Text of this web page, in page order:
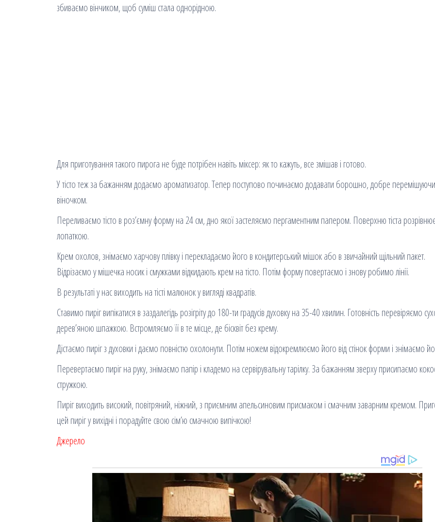
збиваємо вінчиком, щоб суміш стала однорідною.
Для приготування такого пирога не буде потрібен навіть міксер: як то кажуть, все змішав і готово.
У тісто теж за бажанням додаємо ароматизатор. Тепер поступово починаємо додавати борошно, добре перемішуючи
віночком.
Переливаємо тісто в роз’ємну форму на 24 см, дно якої застеляємо пергаментним папером. Поверхню тіста
лопаткою.
Крем охолов, знімаємо харчову плівку і перекладаємо його в кондитерський мішок або в звичайний щільний пакет.
Відрізаємо у мішечка носик і смужками відкидають крем на тісто. Потім форму повертаємо і знову робимо лінії.
В результаті у нас виходить на тісті малюнок у вигляді квадратів.
Ставимо пиріг випікатися в заздалегідь розігріту до 180-ти градусів духовку на 35-40 хвилин. Готовність перевіряємо
дерев’яною шпажкою. Встромляємо її в те місце, де бісквіт без крему.
Дістаємо пиріг з духовки і даємо повністю охолонути. Потім ножем відокремлюємо його від стінок форми і знімаємо
Перевертаємо пиріг на руку, знімаємо папір і кладемо на сервірувальну тарілку. За бажанням зверху присипаємо
стружкою.
Пиріг виходить високий, повітряний, ніжний, з приємним апельсиновим присмаком і смачним заварним кремом.
цей пиріг у вихідні і порадуйте свою сім’ю смачною випічкою!
Джерело